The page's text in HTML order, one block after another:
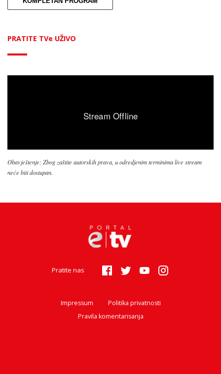
PRATITE TVe UŽIVO
Obavještenje: Zbog zaštite autorskih prava, u odredjenim terminima live stream
neće biti dostupan.
Pratite nas
Impressum
Politika privatnosti
Pravila komentarisanja